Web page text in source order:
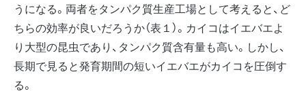
うになる。両者をタンパク質生産工場として考えると、ど
ちらの効率が良いだろうか（表１）。カイコはイエバエよ
り大型の昆虫であり、タンパク質含有量も高い。しかし、
長期で見ると発育期間の短いイエバエがカイコを圧倒す
る。